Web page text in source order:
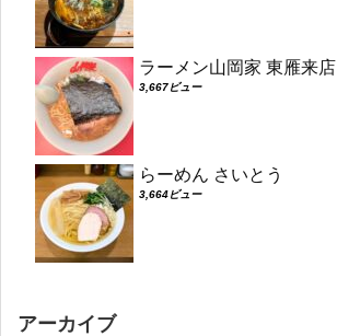
ラーメン山岡家 東雁来店
3,667ビュー
らーめん さいとう
3,664ビュー
アーカイブ